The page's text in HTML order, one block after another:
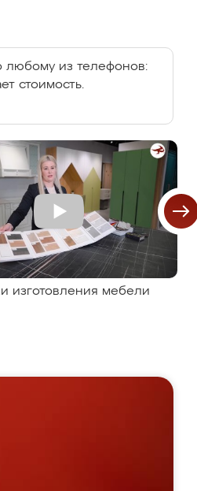
любому из телефонов:
стоимость.
изготовления мебели